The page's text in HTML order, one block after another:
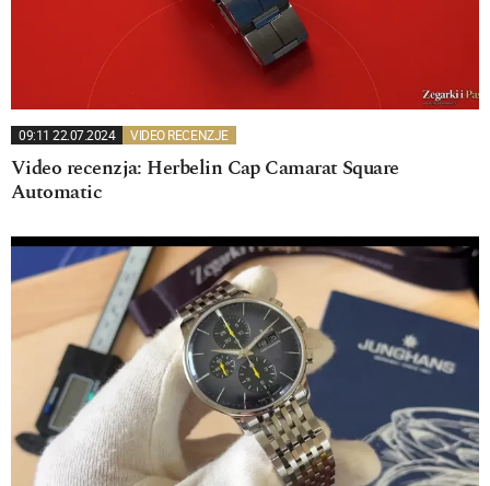
09:11 22.07.2024 VIDEO RECENZJE
Video recenzja: Herbelin Cap Camarat Square
Automatic